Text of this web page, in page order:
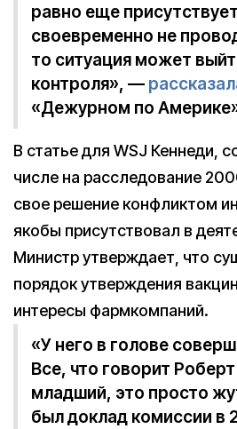
равно еще
своевременно не
то ситуация может
контроля», —
«Дежурном по
В статье для WSJ Кеннеди,
числе на расследование
свое решение конфликтом
якобы присутствовал в
Министр утверждает, что
порядок утверждения
интересы фармкомпаний.
«У него в голове
Все, что говорит
младший, это просто
был доклад комиссии в